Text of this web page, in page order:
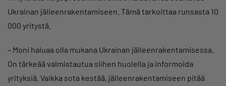
Ukrainan jälleenrakentamiseen. Tämä tarkoittaa runsasta 10
000 yritystä.
– Moni haluaa olla mukana Ukrainan jälleenrakentamisessa.
On tärkeää valmistautua siihen huolella ja informoida
yrityksiä. Vaikka sota kestää, jälleenrakentamiseen pitää